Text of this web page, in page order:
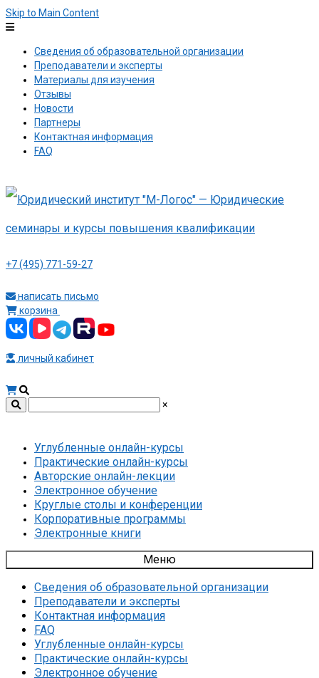
Skip to Main Content
Сведения об образовательной организации
Преподаватели и эксперты
Материалы для изучения
Отзывы
Новости
Партнеры
Контактная информация
FAQ
+7 (495) 771-59-27
написать письмо
корзина
личный кабинет
×
Углубленные онлайн-курсы
Практические онлайн-курсы
Авторские онлайн-лекции
Электронное обучение
Круглые столы и конференции
Корпоративные программы
Электронные книги
Меню
Сведения об образовательной организации
Преподаватели и эксперты
Контактная информация
FAQ
Углубленные онлайн-курсы
Практические онлайн-курсы
Электронное обучение